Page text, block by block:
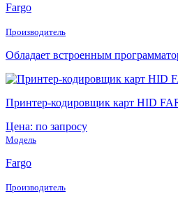
Fargo
Производитель
Обладает встроенным
Принтер-кодировщик карт HID
Цена: по запросу
Модель
Fargo
Производитель